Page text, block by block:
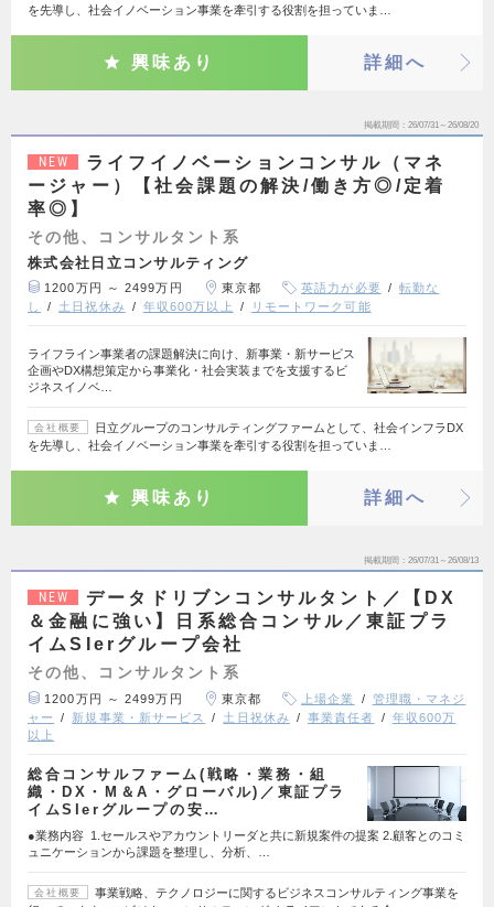
を先導し、社会イノベーション事業を牽引する役割を担っていま…
興味あり 詳細へ
掲載期間 26/07/31～26/08/20
NEW
ライフイノベーションコンサル（マネ
ージャー）【社会課題の解決/働き方◎/定着
率◎】
その他、コンサルタント系
株式会社日立コンサルティング
1200万円 ～ 2499万円 東京都 英語力が必要
転勤な
し
土日祝休み 年収600万以上 リモートワーク可能
ライフライン事業者の課題解決に向け、新事業・新サービス
企画やDX構想策定から事業化・社会実装までを支援するビ
ジネスイノベ…
会社概要
日立グループのコンサルティングファームとして、社会インフラDX
を先導し、社会イノベーション事業を牽引する役割を担っていま…
興味あり 詳細へ
掲載期間 26/07/31～26/08/13
NEW
データドリブンコンサルタント／【DX
＆金融に強い】日系総合コンサル／東証プラ
イムSIerグループ会社
その他、コンサルタント系
1200万円 ～ 2499万円 東京都 上場企業
管理職・マネジ
ャー
新規事業・新サービス 土日祝休み 事業責任者
年収600万
以上
総合コンサルファーム(戦略・業務・組
織・DX・M＆A・グローバル)／東証プラ
イムSIerグループの安…
●業務内容 1.セールスやアカウントリーダと共に新規案件の提案 2.顧客とのコミ
ュニケーションから課題を整理し、分析、…
会社概要
事業戦略、テクノロジーに関するビジネスコンサルティング事業を